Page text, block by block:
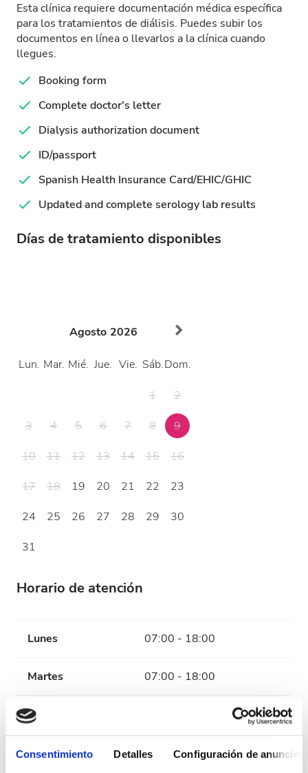
Consentimiento Detalles Configuración de anuncios
Esta clínica requiere documentación médica específica
para los tratamientos de diálisis. Puedes subir los
documentos en línea o llevarlos a la clínica cuando
llegues.
Booking form
Complete doctor's letter
Dialysis authorization document
ID/passport
Spanish Health Insurance Card/EHIC/GHIC
Updated and complete serology lab results
Días de tratamiento disponibles
Agosto 2026
Lun. Mar. Mié. Jue. Vie. Sáb.Dom.
1
2
3
4 5 6 7 8
9
10
11 12 13 14 15
16
17
18 19 20 21 22
23
24
25 26 27 28 29
30
31
Horario de atención
Lunes 07:00 - 18:00
Martes 07:00 - 18:00
Miércoles
Jueves 07:00 - 18:00